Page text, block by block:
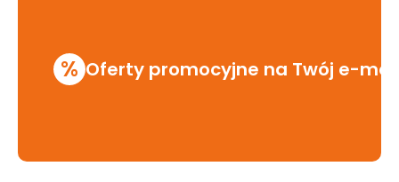
% Oferty promocyjne na Twój e-mail